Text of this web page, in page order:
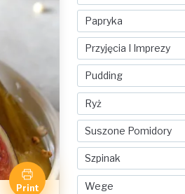
Print
Papryka
Przyjęcia I Imprezy
Pudding
Ryż
Suszone Pomidory
Szpinak
Wege